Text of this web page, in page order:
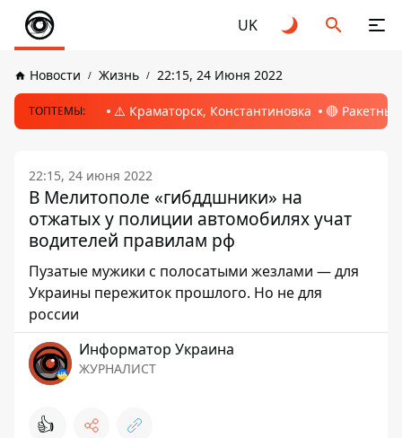
UK
Новости Жизнь 22:15, 24 Июня 2022
ТОПТЕМЫ: ⚠️ Краматорск, Константиновка 🔴
22:15, 24 июня 2022
В Мелитополе «гибддшники» на
отжатых у полиции автомобилях учат
водителей правилам рф
Пузатые мужики с полосатыми жезлами — для
Украины пережиток прошлого. Но не для
россии
Информатор Украина
ЖУРНАЛИСТ
👍